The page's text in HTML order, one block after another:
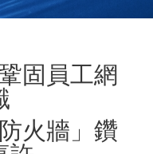
固員工網
火牆」鑽